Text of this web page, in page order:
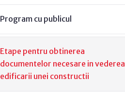
Program cu publicul
Etape pentru obtinerea
documentelor necesare in vederea
edificarii unei constructii